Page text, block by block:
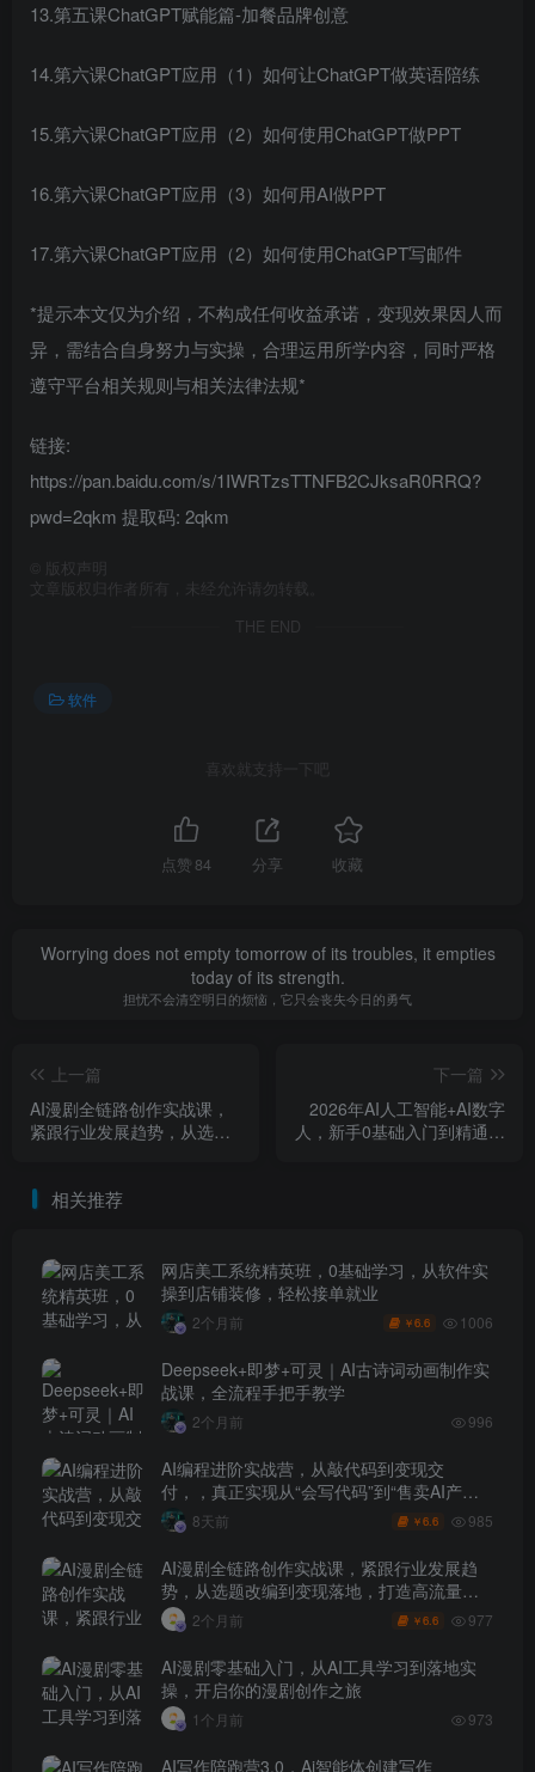
13.第五课ChatGPT赋能篇-加餐品牌创意
14.第六课ChatGPT应用（1）如何让ChatGPT做英语陪练
15.第六课ChatGPT应用（2）如何使用ChatGPT做PPT
16.第六课ChatGPT应用（3）如何用AI做PPT
17.第六课ChatGPT应用（2）如何使用ChatGPT写邮件
*提示本文仅为介绍，不构成任何收益承诺，变现效果因人而
异，需结合自身努力与实操，合理运用所学内容，同时严格
遵守平台相关规则与相关法律法规*
链接:
https://pan.baidu.com/s/1IWRTzsTTNFB2CJksaR0RRQ?
pwd=2qkm 提取码: 2qkm
版权声明
文章版权归作者所有，未经允许请勿转载。
THE END
软件
喜欢就支持一下吧
点赞 84 分享 收藏
Worrying does not empty tomorrow of its troubles, it empties
today of its strength.
担忧不会清空明日的烦恼，它只会丧失今日的勇气
上一篇
AI漫剧全链路创作实战课，
紧跟行业发展趋势，从选题
下一篇
2026年AI人工智能+AI数字
人，新手0基础入门到精通全
相关推荐
网店美工系统精英班，0基础学习，从软件实
操到店铺装修，轻松接单就业
2个月前 ￥6.6 1006
Deepseek+即梦+可灵｜AI古诗词动画制作实
战课，全流程手把手教学
2个月前 996
AI编程进阶实战营，从敲代码到变现交
付，，真正实现从“会写代码”到“售卖AI产品
盈利”的跨越
8天前 ￥6.6 985
AI漫剧全链路创作实战课，紧跟行业发展趋
势，从选题改编到变现落地，打造高流量优
质作品2个月前 ￥6.6 977
AI漫剧零基础入门，从AI工具学习到落地实
操，开启你的漫剧创作之旅
1个月前 973
AI写作陪跑营3.0，Ai智能体创建写作